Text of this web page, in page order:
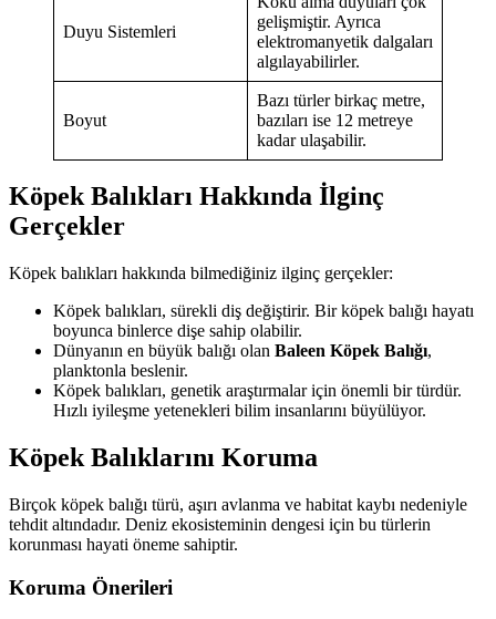
Duyu Sistemleri
gelişmiştir. Ayrıca
elektromanyetik dalgaları
algılayabilirler.
Boyut
Bazı türler birkaç metre,
bazıları ise 12 metreye
kadar ulaşabilir.
Köpek Balıkları Hakkında İlginç
Gerçekler
Köpek balıkları hakkında bilmediğiniz ilginç gerçekler:
Köpek balıkları, sürekli diş değiştirir. Bir köpek balığı hayatı
boyunca binlerce dişe sahip olabilir.
Dünyanın en büyük balığı olan Baleen Köpek Balığı,
planktonla beslenir.
Köpek balıkları, genetik araştırmalar için önemli bir türdür.
Hızlı iyileşme yetenekleri bilim insanlarını büyülüyor.
Köpek Balıklarını Koruma
Birçok köpek balığı türü, aşırı avlanma ve habitat kaybı nedeniyle
tehdit altındadır. Deniz ekosisteminin dengesi için bu türlerin
korunması hayati öneme sahiptir.
Koruma Önerileri